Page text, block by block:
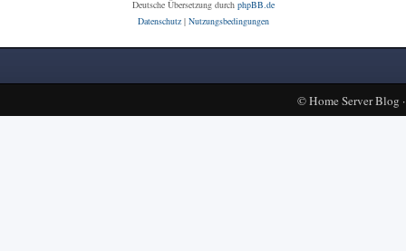
Deutsche Übersetzung durch phpBB.de
Datenschutz| Nutzungsbedingungen
©Home Server Blog